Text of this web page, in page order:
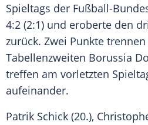
Spieltags der Fußball-
4:2 (2:1) und eroberte den
zurück. Zwei Punkte trennen
Tabellenzweiten Borussia
treffen am vorletzten
aufeinander.
Patrik Schick (20.),